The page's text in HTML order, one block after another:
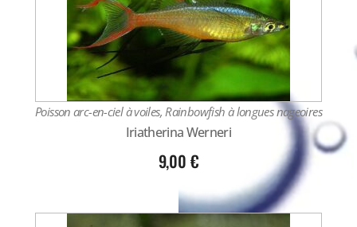
Poisson arc-en-ciel à voiles, Rainbowfish à longues nageoires
Iriatherina Werneri
9,00 €